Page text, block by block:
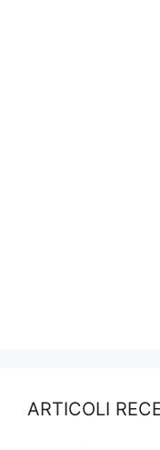
ARTICOLI